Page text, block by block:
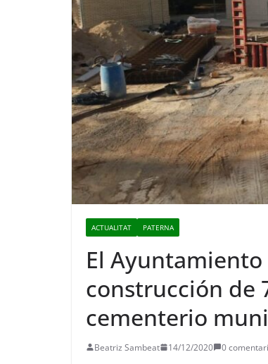
ACTUALITAT PATERNA
El
construcción de
cementerio
Beatriz Sambeat 14/12/2020 0